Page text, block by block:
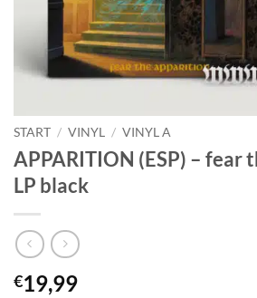
START / VINYL / VINYL A
APPARITION (ESP) – fear
LP black
€19,99